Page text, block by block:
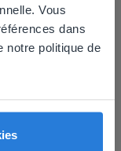
Vous
dans
notre politique de
:
might
you'll